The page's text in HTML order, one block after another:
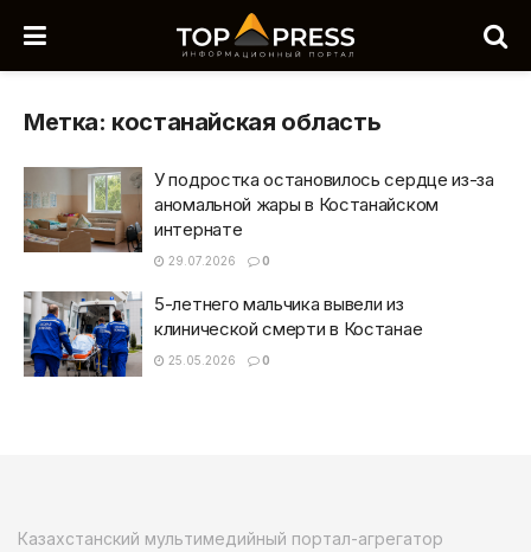
Метка: костанайская область
У подростка остановилось сердце из-за
аномальной жары в Костанайском
интернате
29.07.2026 0
5-летнего мальчика вывели из
клинической смерти в Костанае
25.05.2026 0
Казахстанский мультимедийный портал-агрегатор